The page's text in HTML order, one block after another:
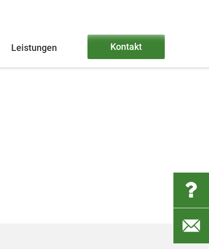
Leistungen Kontakt